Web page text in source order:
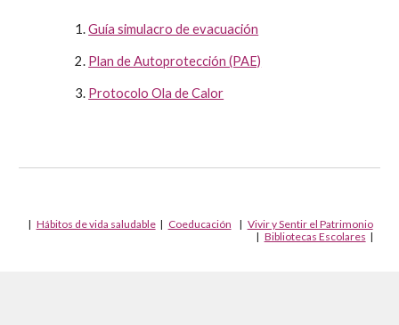
1.Guía simulacro de evacuación
2. Plan de Autoprotección (PAE)
3. Protocolo Ola de Calor
| Hábitos de vida saludable| Coeducación | Vivir y Sentir el Patrimonio
| Bibliotecas Escolares |